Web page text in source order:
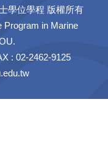
學位學程 版權所有
Program in Marine
: 02-2462-9125